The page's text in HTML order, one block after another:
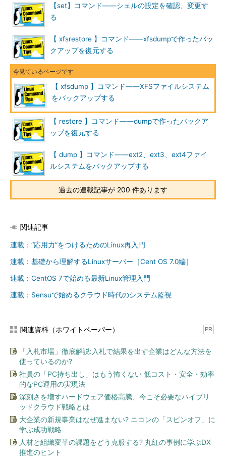
ベル
別に使用）
-e
拡張属性で「no dump」が指定されているファイル（※2）を除外する
-z サ
イズ
バックアップに含めるファイルの最大サイズ（KB単位）を指定
-A
拡張属性はバックアップしない
-D
増分バックアップ時、変更されていないディレクトリはスキップする
-I
バックアップを実行せず、過去に実行したxfsdumpの実行結果を表示す
る（※3）
-J
バックアップの記録（/var/lib/xfsdump/inventory/に保存）を更新しな
い
-R
前回中断した所から再開する
-O フ
ァイ
ル
xfsdumpのオプションをファイルから読み込む
-v モ
経過表示の詳しさを「0～4」または「silent」「verbose」「trace」
「debug」「nitty」のいずれかで指定する（※4）。
イル名」として、no dump拡張属性を
※3 「/var/lib/xfsdump/inventory/」デ
ィレクトリに、xfsdumpの記録が保持
※4 「0」が「silent」に相当。さらに
ージは表示しない）のように、表示の
種類は「general」「proc」「drive」
「excluded_files」。
ファイルをバックアップする
「xfsdump -f 作成先 対象
【set】コマンド――シェルの設定を確認、変更す
る
【 xfsrestore 】コマンド――xfsdumpで作ったバッ
クアップを復元する
【 xfsdump 】コマンド――XFSファイルシステム
をバックアップする
【 restore 】コマンド――dumpで作ったバックア
ップを復元する
【 dump 】コマンド――ext2、ext3、ext4ファイ
ルシステムをバックアップする
過去の連載記事が 200 件あります
関連記事
連載：“応用力”をつけるためのLinux再入門
連載：基礎から理解するLinuxサーバー［Cent OS 7.0編］
連載：CentOS 7で始める最新Linux管理入門
連載：Sensuで始めるクラウド時代のシステム監視
関連資料（ホワイトペーパー） PR
「入札市場」徹底解説:入札で結果を出す企業はどんな方法を
使っているのか?
社員の「PC持ち出し」はもう怖くない 低コスト・安全・効率
的なPC運用の実現法
深刻さを増すハードウェア価格高騰、今こそ必要なハイブリ
ッドクラウド戦略とは
大企業の新規事業はなぜ進まない? ニコンの「スピンオフ」に
学ぶ成功戦略
人材と組織変革の課題をどう克服する? 丸紅の事例に学ぶDX
推進のヒント